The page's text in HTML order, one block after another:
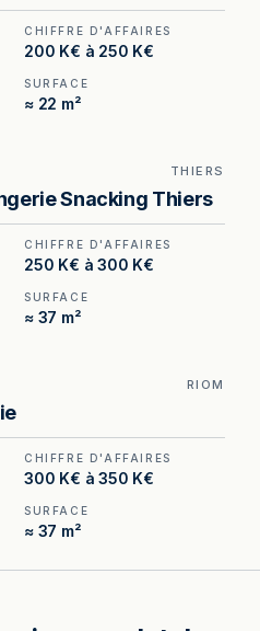
CHIFFRE D'AFFAIRES
200 K€ à 250 K€
SURFACE
≈ 22 m²
Thiers — emplacement
boutique en
THIERS
Snacking Thiers
CHIFFRE D'AFFAIRES
250 K€ à 300 K€
SURFACE
≈ 37 m²
centrale, arrêt
loyer inférieur à 3 %
RIOM
CHIFFRE D'AFFAIRES
300 K€ à 350 K€
SURFACE
≈ 37 m²